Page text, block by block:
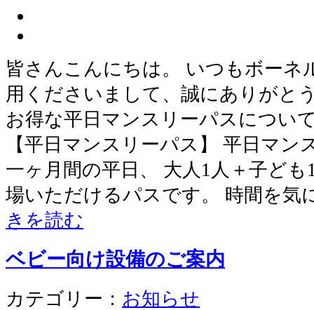
皆さんこんにちは。 いつもボーネ
用くださいまして、誠にありがと
お得な平日マンスリーパスについ
【平日マンスリーパス】 平日マン
一ヶ月間の平日、 大人1人＋子ど
場いただけるパスです。 時間を
きを読む
ベビー向け設備のご案内
カテゴリー： お知らせ